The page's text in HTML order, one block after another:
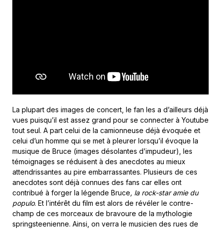
La plupart des images de concert, le fan les a d’ailleurs déjà
vues puisqu’il est assez grand pour se connecter à Youtube
tout seul. A part celui de la camionneuse déjà évoquée et
celui d’un homme qui se met à pleurer lorsqu’il évoque la
musique de Bruce (images désolantes d’impudeur), les
témoignages se réduisent à des anecdotes au mieux
attendrissantes au pire embarrassantes. Plusieurs de ces
anecdotes sont déjà connues des fans car elles ont
contribué à forger la légende Bruce, la rock-star amie du
populo. Et l’intérêt du film est alors de révéler le contre-
champ de ces morceaux de bravoure de la mythologie
springsteenienne. Ainsi, on verra le musicien des rues de